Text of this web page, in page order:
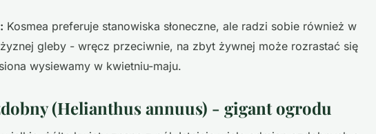
Kosmea preferuje stanowiska słoneczne, ale radzi sobie również w
gleby - wręcz przeciwnie, na zbyt żywnej może rozrastać się
wysiewamy w kwietniu-maju.
(Helianthus annuus) - gigant ogrodu